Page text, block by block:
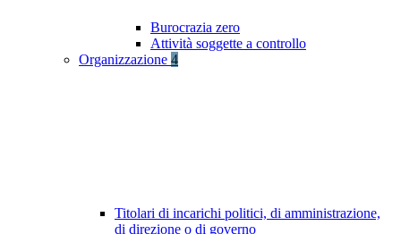
Burocrazia zero
Attività soggette a controllo
Organizzazione 4
Titolari di incarichi politici, di amministrazione,
di direzione o di governo